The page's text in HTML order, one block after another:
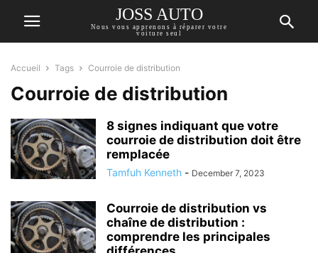
JOSS AUTO
Nous vous apprenons à réparer votre
voiture seul
Accueil Tags Courroie de distribution
Courroie de distribution
8 signes indiquant que votre
courroie de distribution doit être
remplacée
Tamfuh Kenneth - December 7, 2023
Courroie de distribution vs
chaîne de distribution :
comprendre les principales